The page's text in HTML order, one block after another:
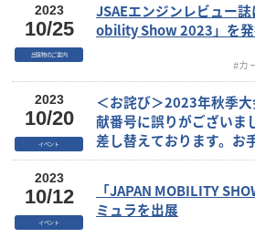
JSAEエンジンレビュー
obility Show 2023」を発
#カ
2023
10/25
出版物のご案内
＜お詫び＞2023年秋季
献番号に誤りがございま
差し替えております。お
訳ございませんが、既に
お願い申し上げます。
2023
10/20
イベント
「JAPAN MOBILITY
ミュラを出展
2023
10/12
イベント